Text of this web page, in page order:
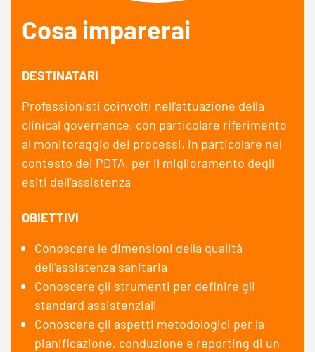
Cosa imparerai
DESTINATARI
Professionisti coinvolti nell’attuazione della
clinical governance, con particolare riferimento
al monitoraggio dei processi, in particolare nel
contesto dei PDTA, per il miglioramento degli
esiti dell’assistenza
OBIETTIVI
Conoscere le dimensioni della qualità
dell’assistenza sanitaria
Conoscere gli strumenti per definire gli
standard assistenziali
Conoscere gli aspetti metodologici per la
pianificazione, conduzione e reporting di un